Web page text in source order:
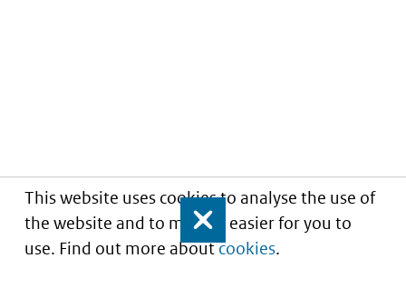
This website uses cookies to analyse the use of
the website and to make it easier for you to
use. Find out more aboutcookies.
Close